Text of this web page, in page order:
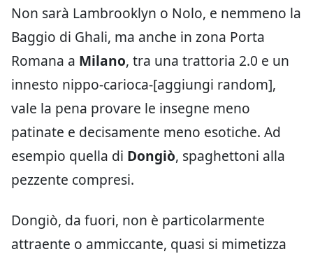
Non sarà Lambrooklyn o Nolo, e nemmeno la
Baggio di Ghali, ma anche in zona Porta
Romana a Milano, tra una trattoria 2.0 e un
innesto nippo-carioca-[aggiungi random],
vale la pena provare le insegne meno
patinate e decisamente meno esotiche. Ad
esempio quella di Dongiò, spaghettoni alla
pezzente compresi.
Dongiò, da fuori, non è particolarmente
attraente o ammiccante, quasi si mimetizza